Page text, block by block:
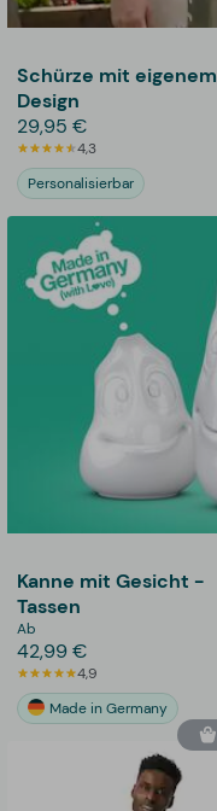
Schürze mit eigenem
Design
29,95 €
4,3
Personalisierbar
Kanne mit Gesicht -
Tassen
Ab
42,99 €
4,9
Made in Germany